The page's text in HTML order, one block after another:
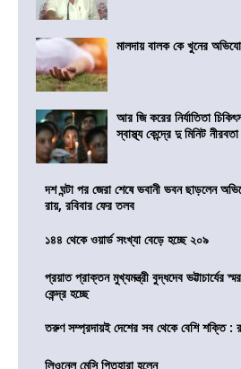
মালদায় বালক কে খুনের
আর জি করের নির্যাতিতা
স্বাস্থ্য কেন্দ্রে দু মিনিট
দশ ঘন্টা পর জেরা শেষে ভবানী ভবন ছাড়লেন
রায়, রবিবার ফের তলব
১৪৪ থেকে ওয়ার্ড সংখ্যা বেড়ে হচ্ছে ২০৯
প্রয়াত প্রাক্তন মুখ্যমন্ত্রী বুদ্ধদেব ভট্টাচার্যের
কেন্দ্র হচ্ছে
তরুণ সম্প্রদায়ই দেশের সব থেকে বেশি শক্তি :
লিওনেল মেসি পিতৃহারা হলেন